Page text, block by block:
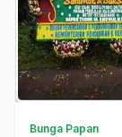
Bunga Papan